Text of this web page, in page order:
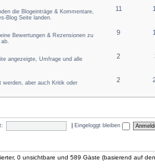
die Blogeinträge & Kommentare,
Blog Seite landen.
11
Bewertungen & Rezensionen zu
9
angezeigte, Umfrage und alle
2
werden, aber auch Kritik oder
2
Eingeloggt bleiben
0 unsichtbare und 589 Gäste (basierend auf